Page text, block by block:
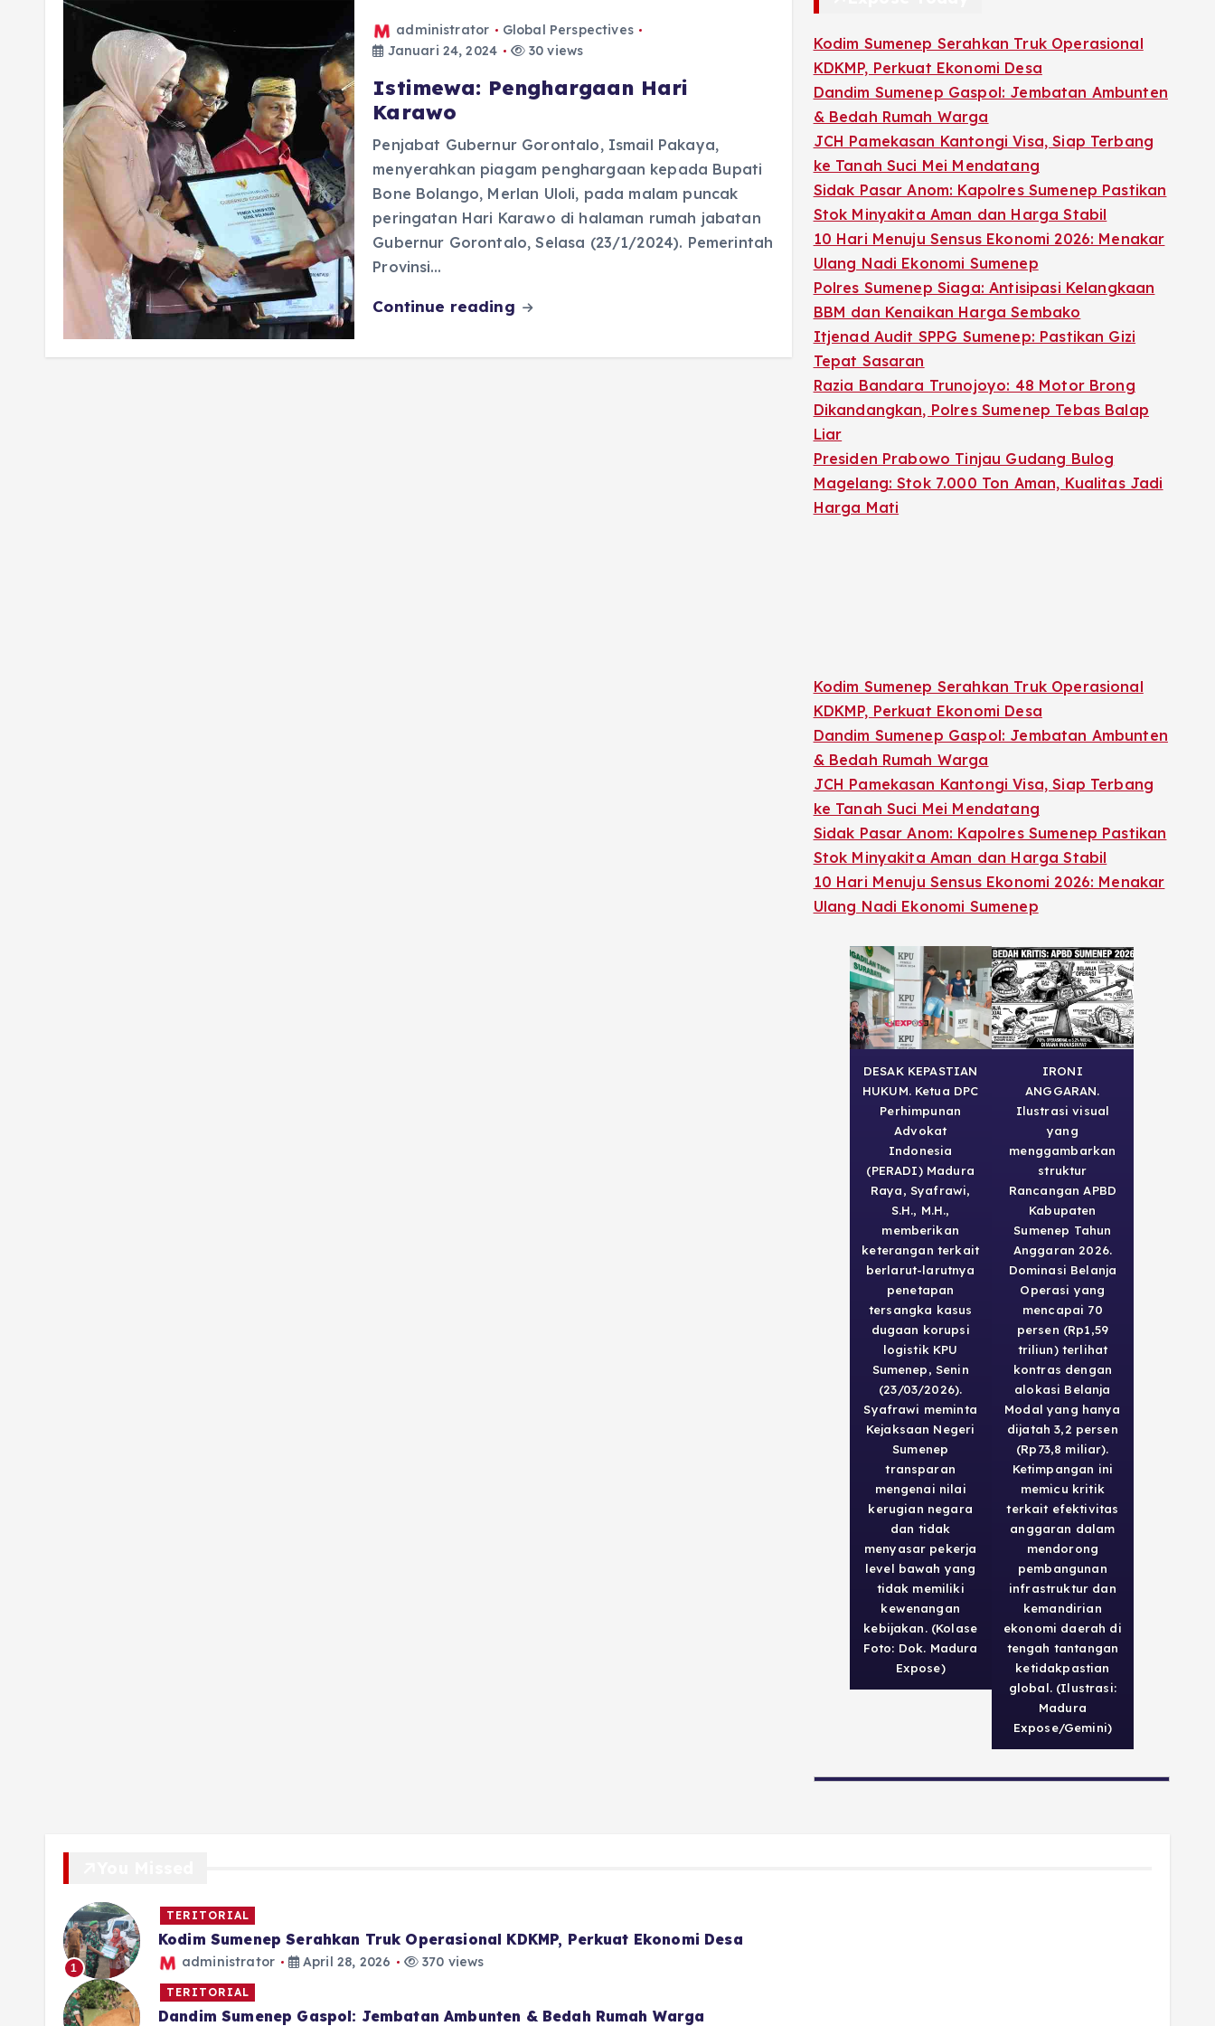
administrator
Global Perspectives
Januari 24, 2024
30 views
Istimewa: Penghargaan Hari
Karawo
Penjabat Gubernur Gorontalo, Ismail Pakaya,
menyerahkan piagam penghargaan kepada Bupati
Bone Bolango, Merlan Uloli, pada malam puncak
peringatan Hari Karawo di halaman rumah jabatan
Gubernur Gorontalo, Selasa (23/1/2024). Pemerintah
Provinsi…
Continue reading
Kodim Sumenep Serahkan Truk Operasional
KDKMP, Perkuat Ekonomi Desa
Dandim Sumenep Gaspol: Jembatan Ambunten
& Bedah Rumah Warga
JCH Pamekasan Kantongi Visa, Siap Terbang
ke Tanah Suci Mei Mendatang
Sidak Pasar Anom: Kapolres Sumenep Pastikan
Stok Minyakita Aman dan Harga Stabil
10 Hari Menuju Sensus Ekonomi 2026: Menakar
Ulang Nadi Ekonomi Sumenep
Polres Sumenep Siaga: Antisipasi Kelangkaan
BBM dan Kenaikan Harga Sembako
Itjenad Audit SPPG Sumenep: Pastikan Gizi
Tepat Sasaran
Razia Bandara Trunojoyo: 48 Motor Brong
Dikandangkan, Polres Sumenep Tebas Balap
Liar
Presiden Prabowo Tinjau Gudang Bulog
Magelang: Stok 7.000 Ton Aman, Kualitas Jadi
Harga Mati
Kodim Sumenep Serahkan Truk Operasional
KDKMP, Perkuat Ekonomi Desa
Dandim Sumenep Gaspol: Jembatan Ambunten
& Bedah Rumah Warga
JCH Pamekasan Kantongi Visa, Siap Terbang
ke Tanah Suci Mei Mendatang
Sidak Pasar Anom: Kapolres Sumenep Pastikan
Stok Minyakita Aman dan Harga Stabil
10 Hari Menuju Sensus Ekonomi 2026: Menakar
Ulang Nadi Ekonomi Sumenep
DESAK KEPASTIAN
HUKUM. Ketua DPC
Perhimpunan
Advokat
Indonesia
(PERADI) Madura
Raya, Syafrawi,
S.H., M.H.,
memberikan
keterangan terkait
berlarut-larutnya
penetapan
tersangka kasus
dugaan korupsi
logistik KPU
Sumenep, Senin
(23/03/2026).
Syafrawi meminta
Kejaksaan Negeri
Sumenep
transparan
mengenai nilai
kerugian negara
dan tidak
menyasar pekerja
level bawah yang
tidak memiliki
kewenangan
kebijakan. (Kolase
Foto: Dok. Madura
Expose)
IRONI
ANGGARAN.
Ilustrasi visual
yang
menggambarkan
struktur
Rancangan APBD
Kabupaten
Sumenep Tahun
Anggaran 2026.
Dominasi Belanja
Operasi yang
mencapai 70
persen (Rp1,59
triliun) terlihat
kontras dengan
alokasi Belanja
Modal yang hanya
dijatah 3,2 persen
(Rp73,8 miliar).
Ketimpangan ini
memicu kritik
terkait efektivitas
anggaran dalam
mendorong
pembangunan
infrastruktur dan
kemandirian
ekonomi daerah di
tengah tantangan
ketidakpastian
global. (Ilustrasi:
Madura
Expose/Gemini)
1
TERITORIAL
Kodim Sumenep Serahkan Truk Operasional KDKMP, Perkuat Ekonomi Desa
administrator April 28, 2026 370 views
TERITORIAL
Dandim Sumenep Gaspol: Jembatan Ambunten & Bedah Rumah Warga